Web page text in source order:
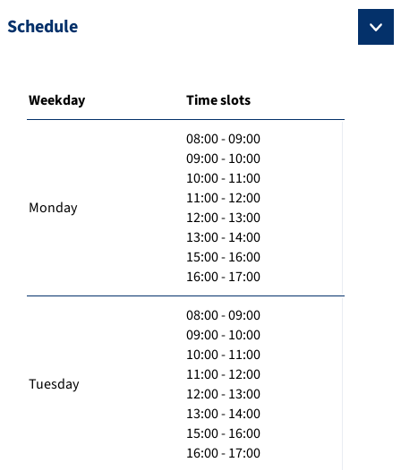
Schedule
Weekday Time slots
Monday
08:00 - 09:00
09:00 - 10:00
10:00 - 11:00
11:00 - 12:00
12:00 - 13:00
13:00 - 14:00
15:00 - 16:00
16:00 - 17:00
Tuesday
08:00 - 09:00
09:00 - 10:00
10:00 - 11:00
11:00 - 12:00
12:00 - 13:00
13:00 - 14:00
15:00 - 16:00
16:00 - 17:00